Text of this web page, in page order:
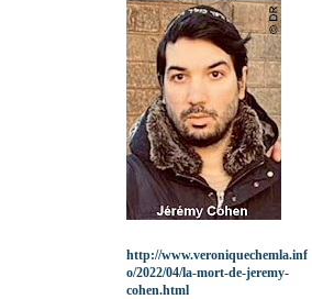
http://www.veroniquechemla.inf
o/2022/04/la-mort-de-jeremy-
cohen.html